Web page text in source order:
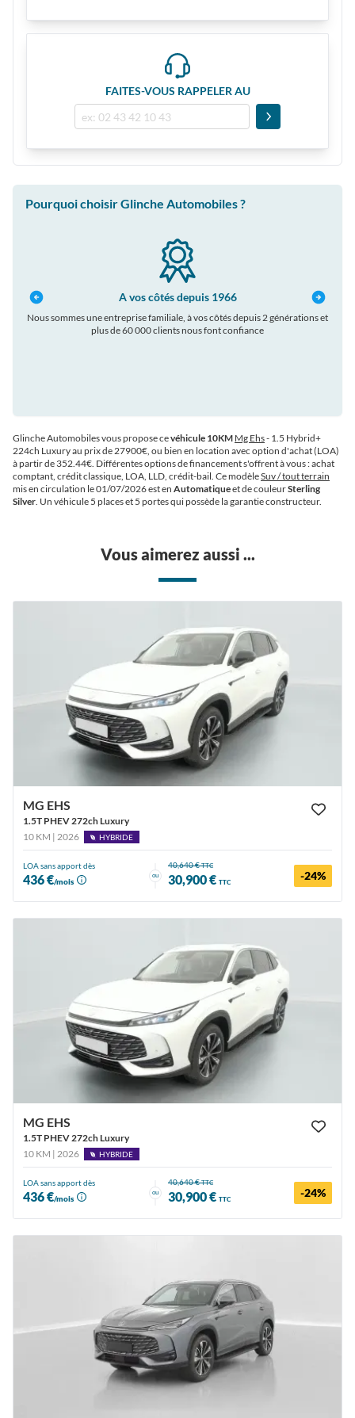
FAITES-VOUS RAPPELER AU
Pourquoi choisir Glinche Automobiles ?
A vos côtés depuis 1966
Nous sommes une entreprise familiale, à vos côtés depuis 2 générations et
plus de 60 000 clients nous font confiance
Glinche Automobiles vous propose cevéhicule 10KM Mg Ehs- 1.5 Hybrid+
224ch Luxury au prix de 27900€, ou bien en location avec option d'achat (LOA)
à partir de 352.44€. Différentes options de financement s'offrent à vous : achat
comptant, crédit classique, LOA, LLD, crédit-bail. Ce modèleSuv / tout terrain
mis en circulation le 01/07/2026 est en Automatiqueet de couleurSterling
Silver. Un véhicule 5 places et 5 portes qui possède la garantie constructeur.
Vous aimerez aussi ...
MG EHS
1.5T PHEV 272ch Luxury
10 KM | 2026
HYBRIDE
LOA sans apport dès
436 €/mois
ou
40,640 €TTC
30,900 € TTC -24%
MG EHS
1.5T PHEV 272ch Luxury
10 KM | 2026
HYBRIDE
LOA sans apport dès
436 €/mois
ou
40,640 €TTC
30,900 € TTC -24%